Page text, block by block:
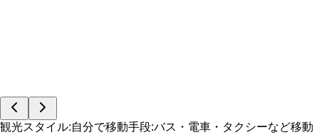
観光スタイル:自分で移動手段:バス・電車・タクシーなど移動